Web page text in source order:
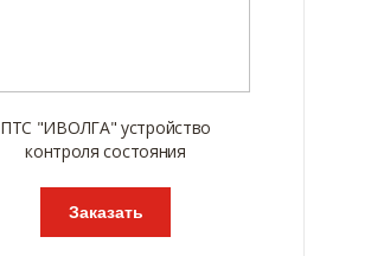
ПТС "ИВОЛГА" устройство
контроля состояния
Заказать